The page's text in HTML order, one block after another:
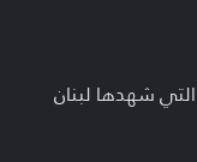
التي شهدها لبنان